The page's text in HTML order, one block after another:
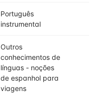
Português
instrumental
Outros
conhecimentos de
línguas - noções
de espanhol para
viagens